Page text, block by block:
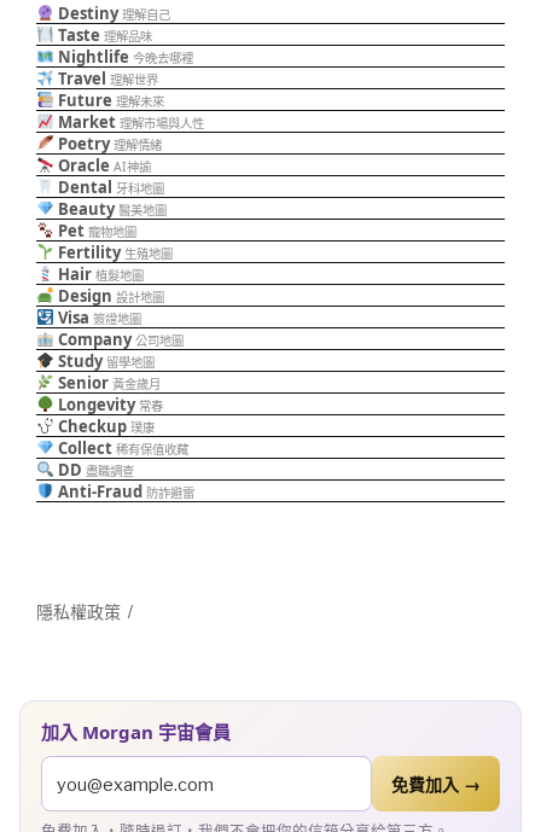
Destiny 理解自己
Taste 理解品味
Nightlife 今晚去哪裡
Travel 理解世界
Future 理解未來
Market 理解市場與人性
Poetry 理解情緒
Oracle AI神諭
Dental 牙科地圖
Beauty 醫美地圖
Pet 寵物地圖
Fertility 生殖地圖
Hair 植髮地圖
Design 設計地圖
Visa 簽證地圖
Company 公司地圖
Study 留學地圖
Senior 黃金歲月
Longevity 常春
Checkup 璞康
Collect 稀有保值收藏
DD 盡職調查
Anti-Fraud 防詐避雷
隱私權政策
加入 Morgan 宇宙會員
免費加入 →